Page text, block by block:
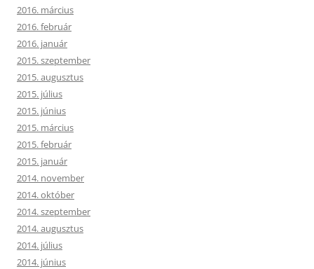
2016. március
2016. február
2016. január
2015. szeptember
2015. augusztus
2015. július
2015. június
2015. március
2015. február
2015. január
2014. november
2014. október
2014. szeptember
2014. augusztus
2014. július
2014. június